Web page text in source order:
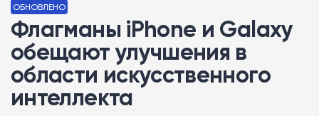
ОБНОВЛЕНО
Флагманы iPhone и Galaxy
обещают улучшения в
области искусственного
интеллекта